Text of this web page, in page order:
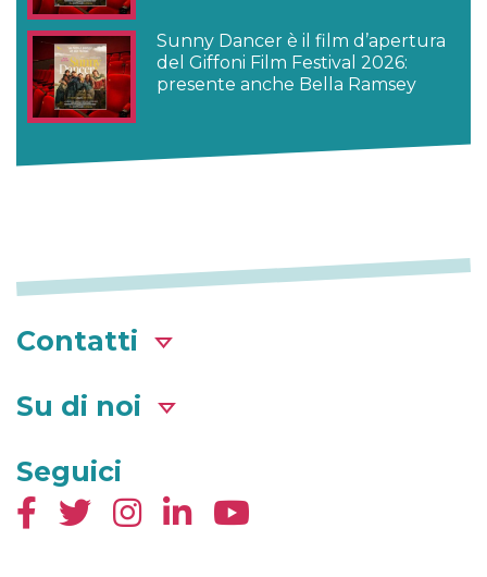
Sunny Dancer è il film d’apertura
del Giffoni Film Festival 2026:
presente anche Bella Ramsey
Contatti
Su di noi
Seguici